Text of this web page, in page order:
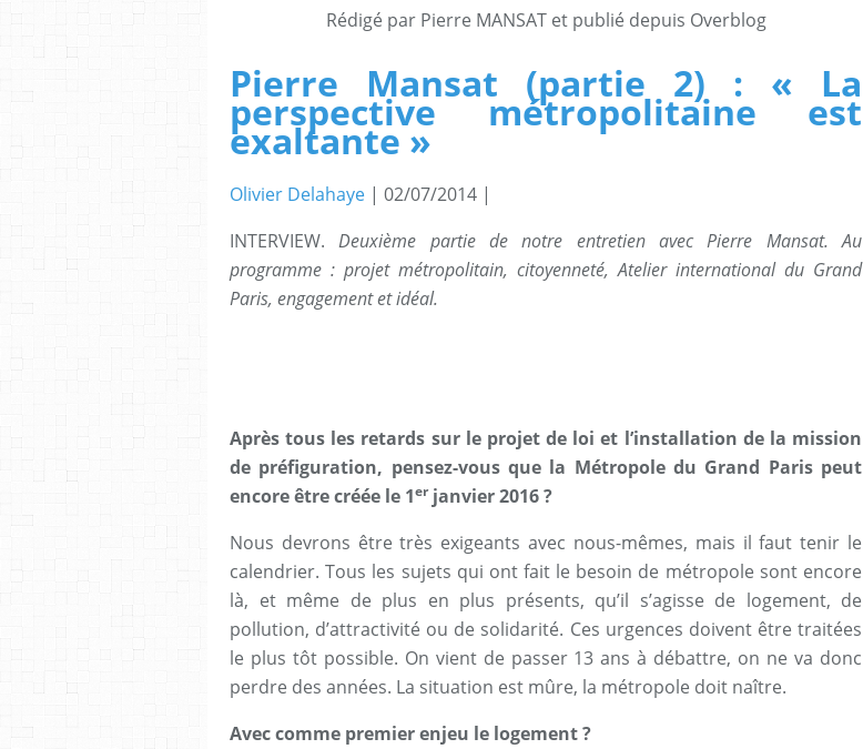
Rédigé par Pierre MANSAT et publié depuis Overblog
Pierre Mansat (partie 2) : « La
perspective métropolitaine est
exaltante »
Olivier Delahaye | 02/07/2014 |
INTERVIEW.Deuxième partie de notre entretien avec Pierre Mansat. Au
programme : projet métropolitain, citoyenneté, Atelier international du Grand
Paris, engagement et idéal.
Après tous les retards sur le projet de loi et l’installation de la mission
de préfiguration, pensez-vous que la Métropole du Grand Paris peut
encore être créée le 1erjanvier 2016 ?
Nous devrons être très exigeants avec nous-mêmes, mais il faut tenir le
calendrier. Tous les sujets qui ont fait le besoin de métropole sont encore
là, et même de plus en plus présents, qu’il s’agisse de logement, de
pollution, d’attractivité ou de solidarité. Ces urgences doivent être traitées
le plus tôt possible. On vient de passer 13 ans à débattre, on ne va donc
perdre des années. La situation est mûre, la métropole doit naître.
Avec comme premier enjeu le logement ?